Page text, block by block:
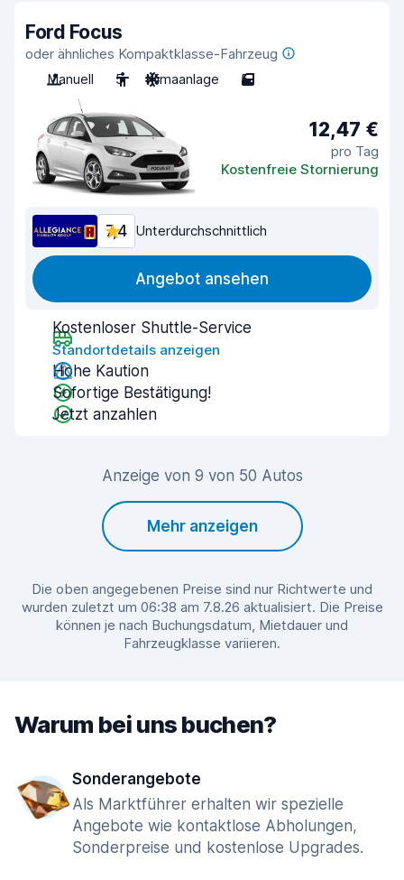
Ford Focus
oder ähnliches Kompaktklasse-Fahrzeug
Manuell
5 Klimaanlage 5
12,47 €
pro Tag
Kostenfreie Stornierung
7,4 Unterdurchschnittlich
Angebot ansehen
Kostenloser Shuttle-Service
Standortdetails anzeigen
Hohe Kaution
Sofortige Bestätigung!
Jetzt anzahlen
Anzeige von 9 von 50 Autos
Mehr anzeigen
Die oben angegebenen Preise sind nur Richtwerte und
wurden zuletzt um 06:38 am 7.8.26 aktualisiert. Die Preise
können je nach Buchungsdatum, Mietdauer und
Fahrzeugklasse variieren.
Warum bei uns buchen?
Sonderangebote
Als Marktführer erhalten wir spezielle
Angebote wie kontaktlose Abholungen,
Sonderpreise und kostenlose Upgrades.